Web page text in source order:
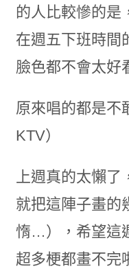
的人比較慘的是
在週五下班時間
臉色都不會太好
原來唱的都是不
KTV）
上週真的太懶
就把這陣子畫的
惰…），希望這
超多梗都畫不完